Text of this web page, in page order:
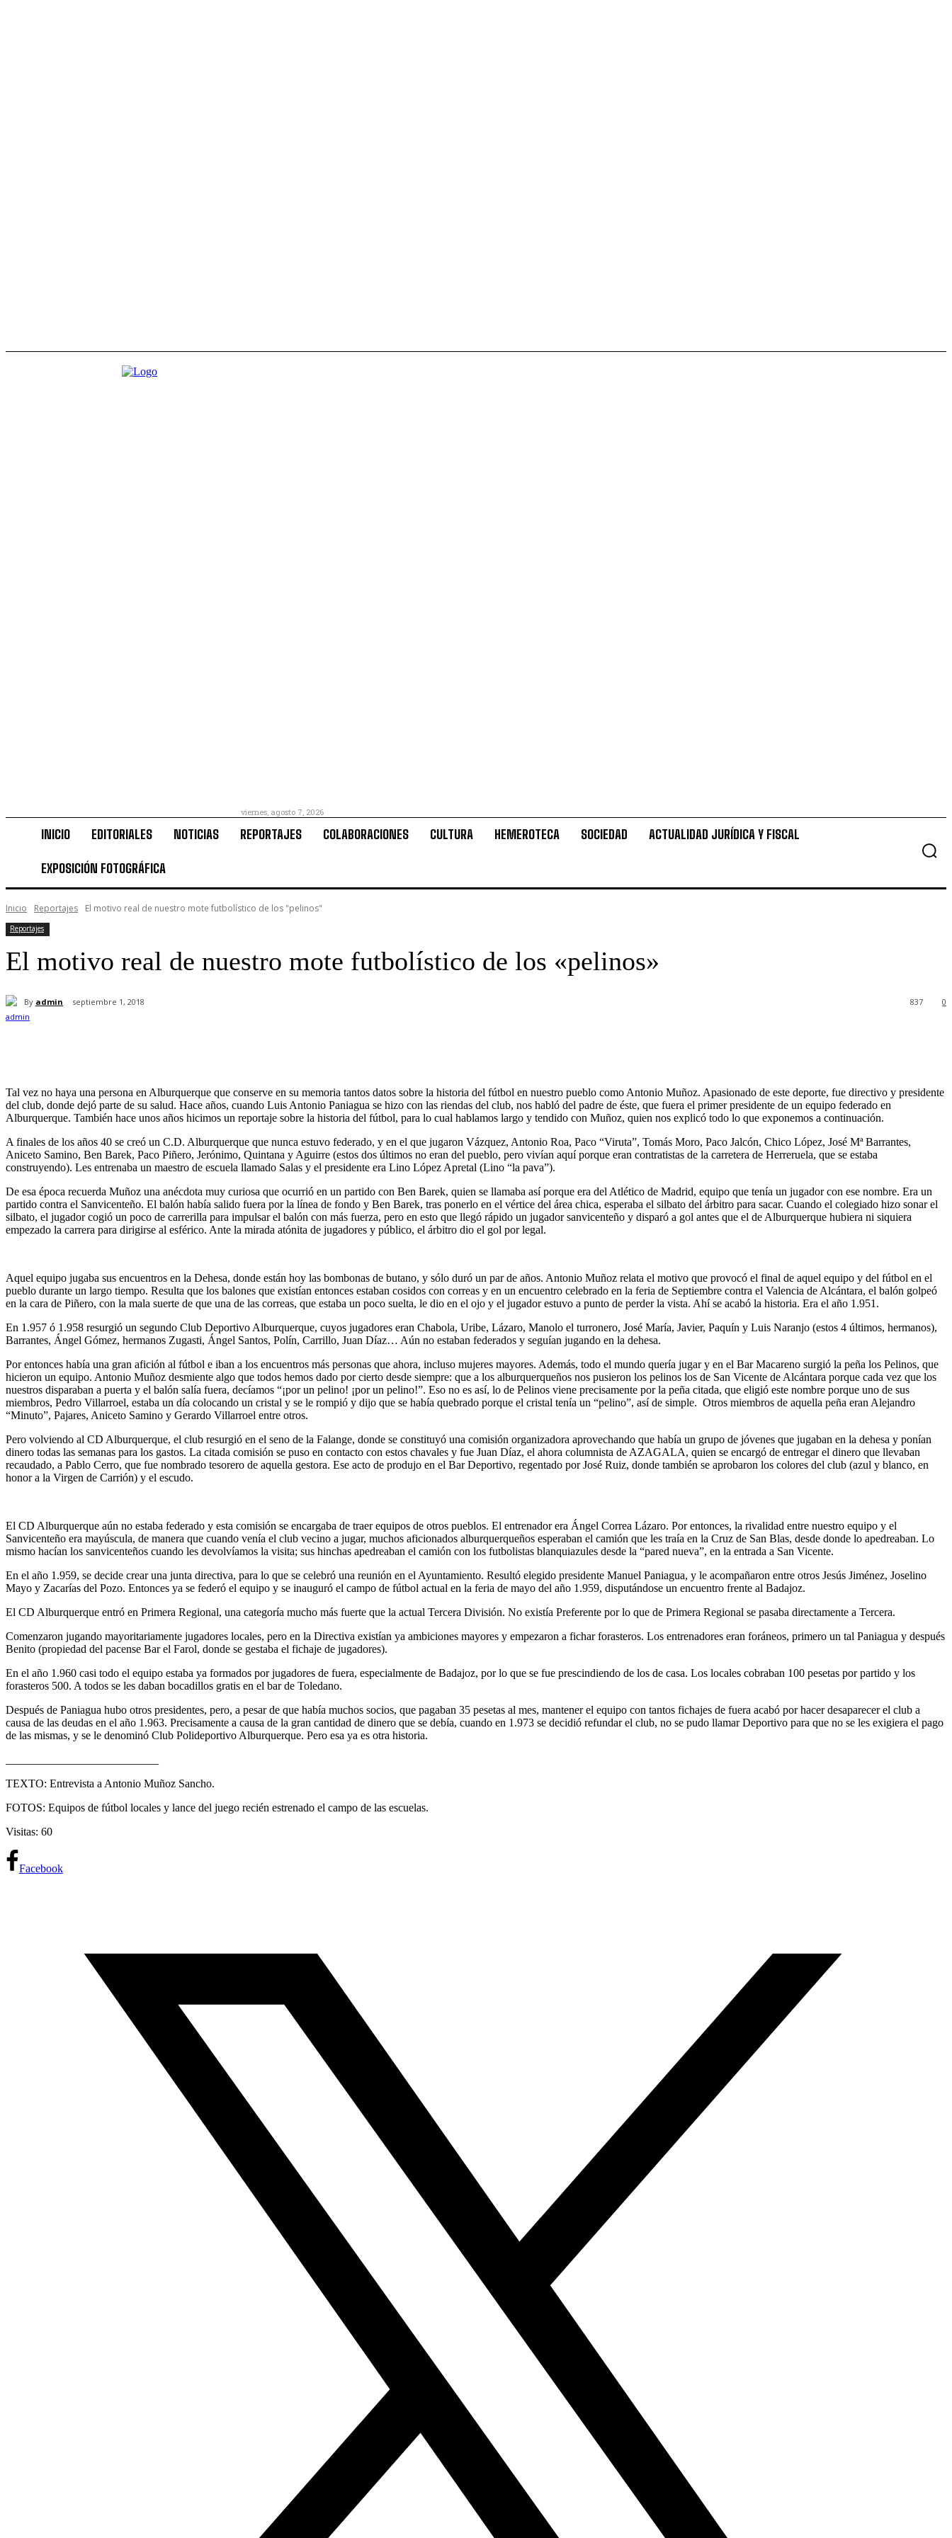
viernes, agosto 7, 2026
INICIO EDITORIALES NOTICIAS REPORTAJES COLABORACIONES CULTURA HEMEROTECA SOCIEDAD ACTUALIDAD JURÍDICA Y FISCAL
EXPOSICIÓN FOTOGRÁFICA
Inicio Reportajes El motivo real de nuestro mote futbolístico de los "pelinos"
Reportajes
El motivo real de nuestro mote futbolístico de los «pelinos»
By admin septiembre 1, 2018 0
837
Tal vez no haya una persona en Alburquerque que conserve en su memoria tantos datos sobre la historia del fútbol en nuestro pueblo como Antonio Muñoz. Apasionado de este deporte, fue directivo y presidente
del club, donde dejó parte de su salud. Hace años, cuando Luis Antonio Paniagua se hizo con las riendas del club, nos habló del padre de éste, que fuera el primer presidente de un equipo federado en
Alburquerque. También hace unos años hicimos un reportaje sobre la historia del fútbol, para lo cual hablamos largo y tendido con Muñoz, quien nos explicó todo lo que exponemos a continuación.
A finales de los años 40 se creó un C.D. Alburquerque que nunca estuvo federado, y en el que jugaron Vázquez, Antonio Roa, Paco “Viruta”, Tomás Moro, Paco Jalcón, Chico López, José Mª Barrantes,
Aniceto Samino, Ben Barek, Paco Piñero, Jerónimo, Quintana y Aguirre (estos dos últimos no eran del pueblo, pero vivían aquí porque eran contratistas de la carretera de Herreruela, que se estaba
construyendo). Les entrenaba un maestro de escuela llamado Salas y el presidente era Lino López Apretal (Lino “la pava”).
De esa época recuerda Muñoz una anécdota muy curiosa que ocurrió en un partido con Ben Barek, quien se llamaba así porque era del Atlético de Madrid, equipo que tenía un jugador con ese nombre. Era un
partido contra el Sanvicenteño. El balón había salido fuera por la línea de fondo y Ben Barek, tras ponerlo en el vértice del área chica, esperaba el silbato del árbitro para sacar. Cuando el colegiado hizo sonar el
silbato, el jugador cogió un poco de carrerilla para impulsar el balón con más fuerza, pero en esto que llegó rápido un jugador sanvicenteño y disparó a gol antes que el de Alburquerque hubiera ni siquiera
empezado la carrera para dirigirse al esférico. Ante la mirada atónita de jugadores y público, el árbitro dio el gol por legal.
Aquel equipo jugaba sus encuentros en la Dehesa, donde están hoy las bombonas de butano, y sólo duró un par de años. Antonio Muñoz relata el motivo que provocó el final de aquel equipo y del fútbol en el
pueblo durante un largo tiempo. Resulta que los balones que existían entonces estaban cosidos con correas y en un encuentro celebrado en la feria de Septiembre contra el Valencia de Alcántara, el balón golpeó
en la cara de Piñero, con la mala suerte de que una de las correas, que estaba un poco suelta, le dio en el ojo y el jugador estuvo a punto de perder la vista. Ahí se acabó la historia. Era el año 1.951.
En 1.957 ó 1.958 resurgió un segundo Club Deportivo Alburquerque, cuyos jugadores eran Chabola, Uribe, Lázaro, Manolo el turronero, José María, Javier, Paquín y Luis Naranjo (estos 4 últimos, hermanos),
Barrantes, Ángel Gómez, hermanos Zugasti, Ángel Santos, Polín, Carrillo, Juan Díaz… Aún no estaban federados y seguían jugando en la dehesa.
Por entonces había una gran afición al fútbol e iban a los encuentros más personas que ahora, incluso mujeres mayores. Además, todo el mundo quería jugar y en el Bar Macareno surgió la peña los Pelinos, que
hicieron un equipo. Antonio Muñoz desmiente algo que todos hemos dado por cierto desde siempre: que a los alburquerqueños nos pusieron los pelinos los de San Vicente de Alcántara porque cada vez que los
nuestros disparaban a puerta y el balón salía fuera, decíamos “¡por un pelino! ¡por un pelino!”. Eso no es así, lo de Pelinos viene precisamente por la peña citada, que eligió este nombre porque uno de sus
miembros, Pedro Villarroel, estaba un día colocando un cristal y se le rompió y dijo que se había quebrado porque el cristal tenía un “pelino”, así de simple. Otros miembros de aquella peña eran Alejandro
“Minuto”, Pajares, Aniceto Samino y Gerardo Villarroel entre otros.
Pero volviendo al CD Alburquerque, el club resurgió en el seno de la Falange, donde se constituyó una comisión organizadora aprovechando que había un grupo de jóvenes que jugaban en la dehesa y ponían
dinero todas las semanas para los gastos. La citada comisión se puso en contacto con estos chavales y fue Juan Díaz, el ahora columnista de AZAGALA, quien se encargó de entregar el dinero que llevaban
recaudado, a Pablo Cerro, que fue nombrado tesorero de aquella gestora. Ese acto de produjo en el Bar Deportivo, regentado por José Ruiz, donde también se aprobaron los colores del club (azul y blanco, en
honor a la Virgen de Carrión) y el escudo.
El CD Alburquerque aún no estaba federado y esta comisión se encargaba de traer equipos de otros pueblos. El entrenador era Ángel Correa Lázaro. Por entonces, la rivalidad entre nuestro equipo y el
Sanvicenteño era mayúscula, de manera que cuando venía el club vecino a jugar, muchos aficionados alburquerqueños esperaban el camión que les traía en la Cruz de San Blas, desde donde lo apedreaban. Lo
mismo hacían los sanvicenteños cuando les devolvíamos la visita; sus hinchas apedreaban el camión con los futbolistas blanquiazules desde la “pared nueva”, en la entrada a San Vicente.
En el año 1.959, se decide crear una junta directiva, para lo que se celebró una reunión en el Ayuntamiento. Resultó elegido presidente Manuel Paniagua, y le acompañaron entre otros Jesús Jiménez, Joselino
Mayo y Zacarías del Pozo. Entonces ya se federó el equipo y se inauguró el campo de fútbol actual en la feria de mayo del año 1.959, disputándose un encuentro frente al Badajoz.
El CD Alburquerque entró en Primera Regional, una categoría mucho más fuerte que la actual Tercera División. No existía Preferente por lo que de Primera Regional se pasaba directamente a Tercera.
Comenzaron jugando mayoritariamente jugadores locales, pero en la Directiva existían ya ambiciones mayores y empezaron a fichar forasteros. Los entrenadores eran foráneos, primero un tal Paniagua y después
Benito (propiedad del pacense Bar el Farol, donde se gestaba el fichaje de jugadores).
En el año 1.960 casi todo el equipo estaba ya formados por jugadores de fuera, especialmente de Badajoz, por lo que se fue prescindiendo de los de casa. Los locales cobraban 100 pesetas por partido y los
forasteros 500. A todos se les daban bocadillos gratis en el bar de Toledano.
Después de Paniagua hubo otros presidentes, pero, a pesar de que había muchos socios, que pagaban 35 pesetas al mes, mantener el equipo con tantos fichajes de fuera acabó por hacer desaparecer el club a
causa de las deudas en el año 1.963. Precisamente a causa de la gran cantidad de dinero que se debía, cuando en 1.973 se decidió refundar el club, no se pudo llamar Deportivo para que no se les exigiera el pago
de las mismas, y se le denominó Club Polideportivo Alburquerque. Pero esa ya es otra historia.
TEXTO: Entrevista a Antonio Muñoz Sancho.
FOTOS: Equipos de fútbol locales y lance del juego recién estrenado el campo de las escuelas.
Visitas: 60
Facebook